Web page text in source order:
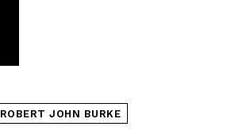
ROBERT JOHN BURKE